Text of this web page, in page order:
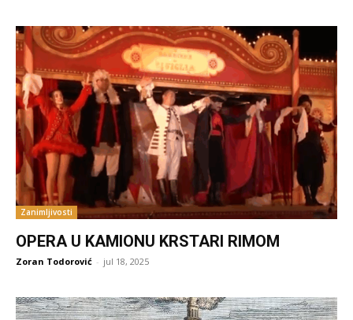
Zanimljivosti
OPERA U KAMIONU KRSTARI RIMOM
Zoran Todorović - jul 18, 2025